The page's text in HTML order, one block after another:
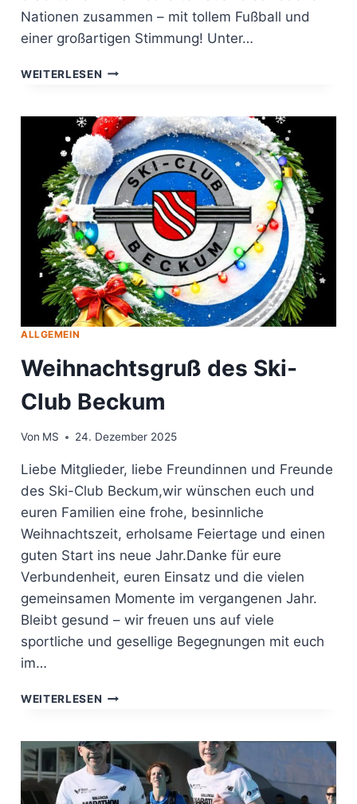
Nationen zusammen – mit tollem Fußball und
einer großartigen Stimmung! Unter…
WEITERLESEN ERFOLGREICHES
INTERNATIONALEN
FUSSBALLTURNIER I
N B
ECKUM!
ALLGEMEIN
Weihnachtsgruß des Ski-
Club Beckum
Von MS 24. Dezember 2025
Liebe Mitglieder, liebe Freundinnen und Freunde
des Ski-Club Beckum,wir wünschen euch und
euren Familien eine frohe, besinnliche
Weihnachtszeit, erholsame Feiertage und einen
guten Start ins neue Jahr.Danke für eure
Verbundenheit, euren Einsatz und die vielen
gemeinsamen Momente im vergangenen Jahr.
Bleibt gesund – wir freuen uns auf viele
sportliche und gesellige Begegnungen mit euch
im…
WEITERLESEN WEIHNACHTSGRUSS D
LUB B
ECKUM